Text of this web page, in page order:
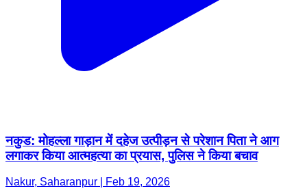
नकुड: मोहल्ला गाड़ान में दहेज उत्पीड़न से परेशान पिता ने आग
लगाकर किया आत्महत्या का प्रयास, पुलिस ने किया बचाव
Nakur, Saharanpur | Feb 19, 2026